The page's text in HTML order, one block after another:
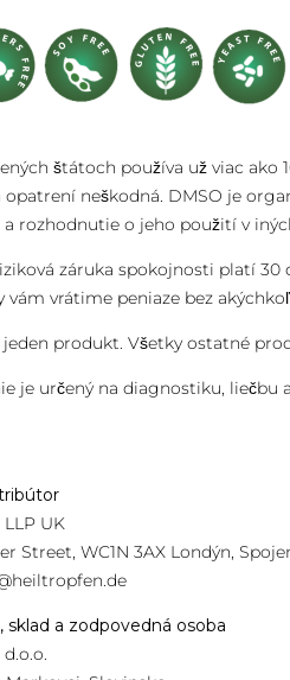
štátoch používa už viac
opatrení neškodná. DMSO je
rozhodnutie o jeho použití v
záruka spokojnosti platí
vám vrátime peniaze bez
produkt. Všetky ostatné
je určený na diagnostiku, liečbu
UK
Street, WC1N 3AX Londýn,
sklad a zodpovedná osoba